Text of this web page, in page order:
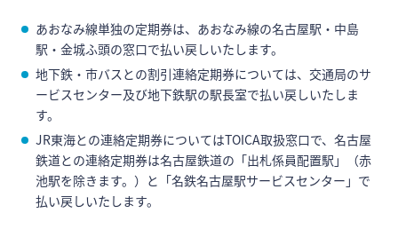
あおなみ線単独の定期券は、あおなみ線の名古屋駅・中島
駅・金城ふ頭の窓口で払い戻しいたします。
地下鉄・市バスとの割引連絡定期券については、交通局のサ
ービスセンター及び地下鉄駅の駅長室で払い戻しいたしま
す。
JR東海との連絡定期券についてはTOICA取扱窓口で、名古屋
鉄道との連絡定期券は名古屋鉄道の「出札係員配置駅」（赤
池駅を除きます。）と「名鉄名古屋駅サービスセンター」で
払い戻しいたします。